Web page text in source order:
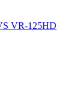
VR-125HD